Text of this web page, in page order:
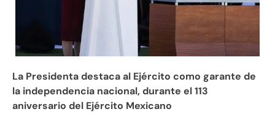
La Presidenta destaca al Ejército como garante de
la independencia nacional, durante el 113
aniversario del Ejército Mexicano